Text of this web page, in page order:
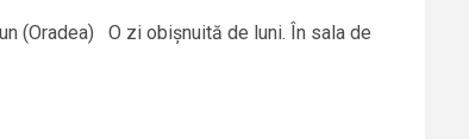
(Oradea) O zi obișnuită de luni. În sala de